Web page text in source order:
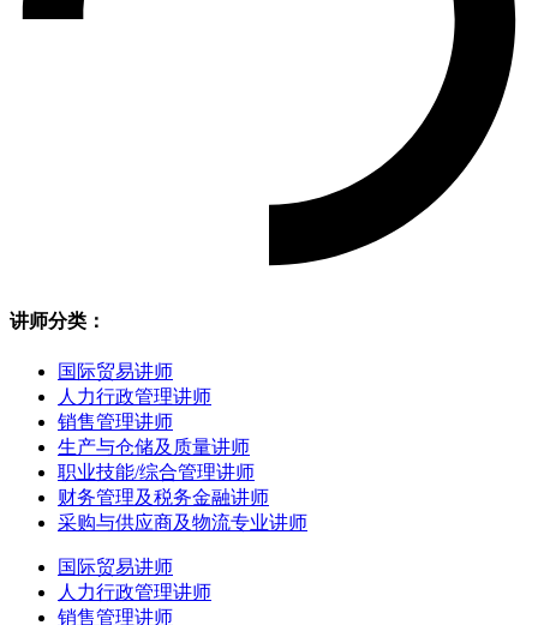
讲师分类：
国际贸易讲师
人力行政管理讲师
销售管理讲师
生产与仓储及质量讲师
职业技能/综合管理讲师
财务管理及税务金融讲师
采购与供应商及物流专业讲师
国际贸易讲师
人力行政管理讲师
销售管理讲师